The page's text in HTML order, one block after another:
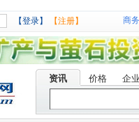
【登录】 【注册】 商
资讯 价格 企